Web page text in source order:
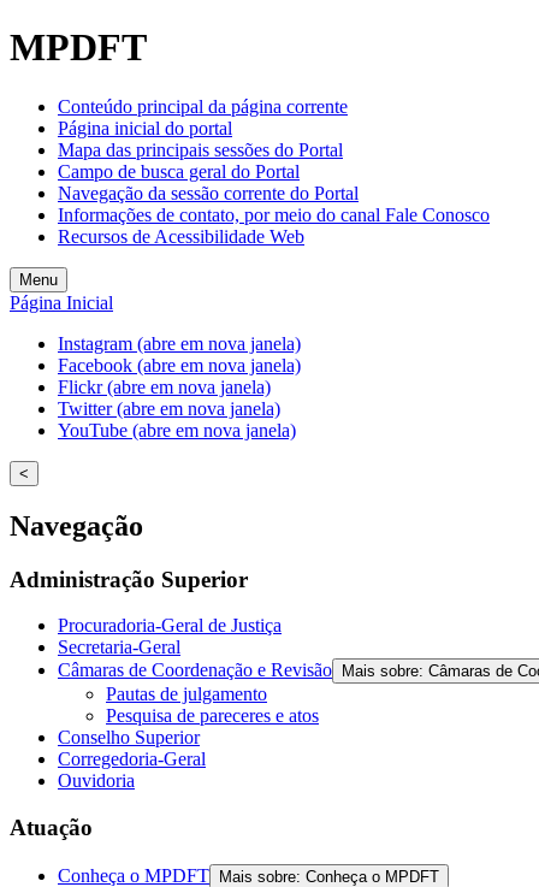
MPDFT
Conteúdo principal da página corrente
Página inicial do portal
Mapa das principais sessões do Portal
Campo de busca geral do Portal
Navegação da sessão corrente do Portal
Informações de contato, por meio do canal Fale Conosco
Recursos de Acessibilidade Web
Menu
Página Inicial
Instagram (abre em nova janela)
Facebook (abre em nova janela)
Flickr (abre em nova janela)
Twitter (abre em nova janela)
YouTube (abre em nova janela)
<
Navegação
Administração Superior
Procuradoria-Geral de Justiça
Secretaria-Geral
Câmaras de Coordenação e Revisão
Mais sobre: Câmaras de
Pautas de julgamento
Pesquisa de pareceres e atos
Conselho Superior
Corregedoria-Geral
Ouvidoria
Atuação
Conheça o MPDFT Mais sobre: Conheça o MPDFT